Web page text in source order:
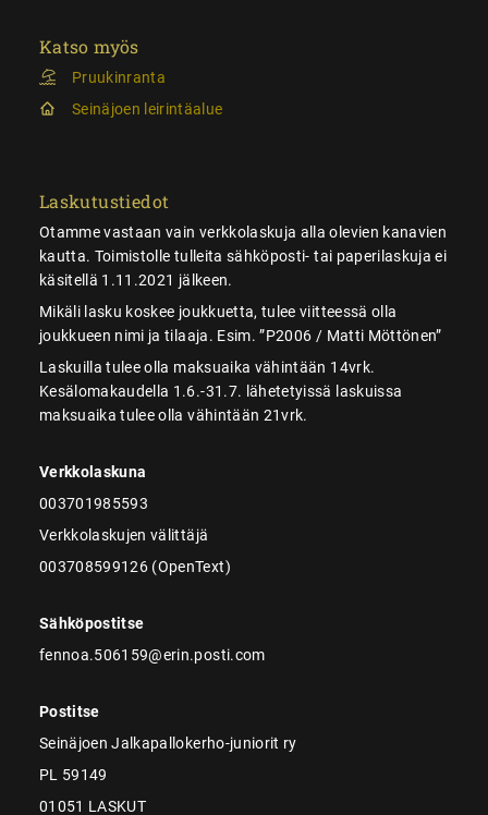
Katso myös
Pruukinranta
Seinäjoen leirintäalue
Laskutustiedot
Otamme vastaan vain verkkolaskuja alla olevien kanavien
kautta. Toimistolle tulleita sähköposti- tai paperilaskuja ei
käsitellä 1.11.2021 jälkeen.
Mikäli lasku koskee joukkuetta, tulee viitteessä olla
joukkueen nimi ja tilaaja. Esim. ”P2006 / Matti Möttönen”
Laskuilla tulee olla maksuaika vähintään 14vrk.
Kesälomakaudella 1.6.-31.7. lähetetyissä laskuissa
maksuaika tulee olla vähintään 21vrk.
Verkkolaskuna
003701985593
Verkkolaskujen välittäjä
003708599126 (OpenText)
Sähköpostitse
fennoa.506159@erin.posti.com
Postitse
Seinäjoen Jalkapallokerho-juniorit ry
PL 59149
01051 LASKUT